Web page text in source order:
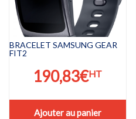
BRACELET SAMSUNG GEAR
FIT2
190,83€HT
Ajouter au panier